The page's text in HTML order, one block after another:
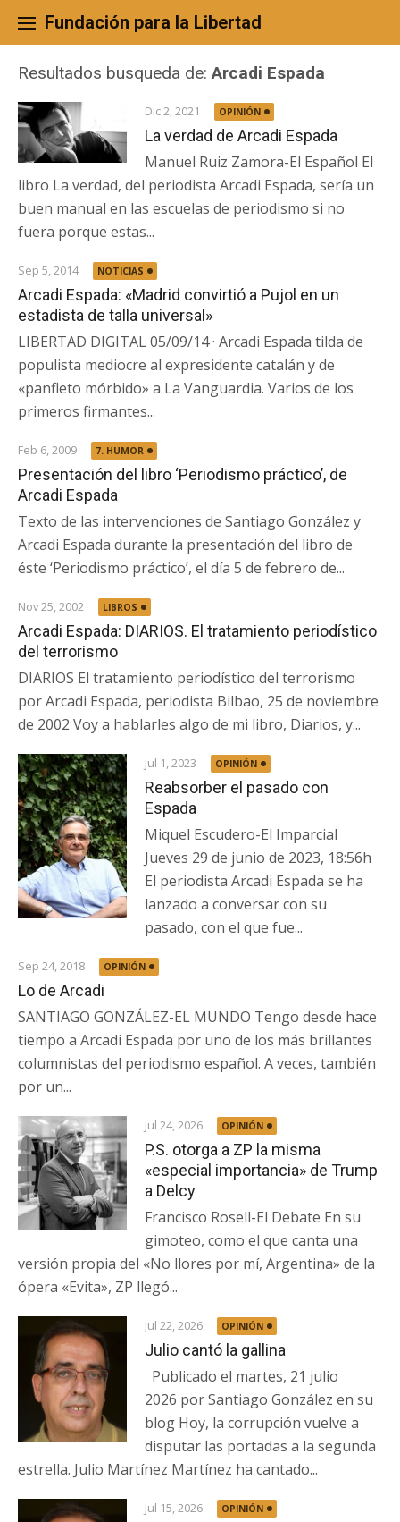
content
Fundación para la Libertad
Resultados busqueda de:Arcadi Espada
Dic 2, 2021 OPINIÓN
La verdad de Arcadi Espada
Manuel Ruiz Zamora-El Español El
libro La verdad, del periodista Arcadi Espada, sería un
buen manual en las escuelas de periodismo si no
fuera porque estas...
Sep 5, 2014 NOTICIAS
Arcadi Espada: «Madrid convirtió a Pujol en un
estadista de talla universal»
LIBERTAD DIGITAL 05/09/14 · Arcadi Espada tilda de
populista mediocre al expresidente catalán y de
«panfleto mórbido» a La Vanguardia. Varios de los
primeros firmantes...
Feb 6, 2009 7. HUMOR
Presentación del libro ‘Periodismo práctico’, de
Arcadi Espada
Texto de las intervenciones de Santiago González y
Arcadi Espada durante la presentación del libro de
éste ‘Periodismo práctico’, el día 5 de febrero de...
Nov 25, 2002 LIBROS
Arcadi Espada: DIARIOS. El tratamiento periodístico
del terrorismo
DIARIOS El tratamiento periodístico del terrorismo
por Arcadi Espada, periodista Bilbao, 25 de noviembre
de 2002 Voy a hablarles algo de mi libro, Diarios, y...
Jul 1, 2023 OPINIÓN
Reabsorber el pasado con
Espada
Miquel Escudero-El Imparcial
Jueves 29 de junio de 2023, 18:56h
El periodista Arcadi Espada se ha
lanzado a conversar con su
pasado, con el que fue...
Sep 24, 2018 OPINIÓN
Lo de Arcadi
SANTIAGO GONZÁLEZ-EL MUNDO Tengo desde hace
tiempo a Arcadi Espada por uno de los más brillantes
columnistas del periodismo español. A veces, también
por un...
Jul 24, 2026 OPINIÓN
P.S. otorga a ZP la misma
«especial importancia» de Trump
a Delcy
Francisco Rosell-El Debate En su
gimoteo, como el que canta una
versión propia del «No llores por mí, Argentina» de la
ópera «Evita», ZP llegó...
Jul 22, 2026 OPINIÓN
Julio cantó la gallina
Publicado el martes, 21 julio
2026 por Santiago González en su
blog Hoy, la corrupción vuelve a
disputar las portadas a la segunda
estrella. Julio Martínez Martínez ha cantado...
Jul 15, 2026 OPINIÓN